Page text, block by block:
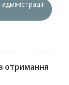
отримання